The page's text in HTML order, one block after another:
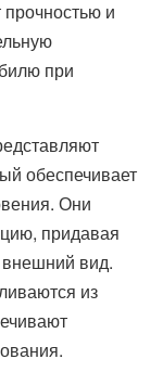
и
при
обеспечивает
Они
придавая
вид.
из